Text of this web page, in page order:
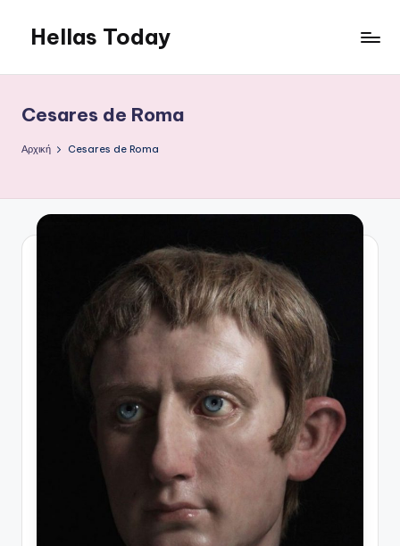
Μετάβαση
περιεχόμενο
Hellas Today
Cesares de Roma
Αρχική Cesares de Roma